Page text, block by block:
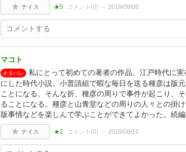
ナイス ★5 コメント(0) 2019/09/08
マコト
ネタバレ
私にとって初めての著者の作品。江戸時代に
にした時代小説。小普請組で暇な毎日を送る種彦は版
ことになる。そんな折、種彦の周りで事件が起こり、
ることになる。種彦と山青堂などの周りの人々との掛
版事情などを楽しんで学ぶことができてよかった。続編
ナイス ★2 コメント(0) 2019/08/16